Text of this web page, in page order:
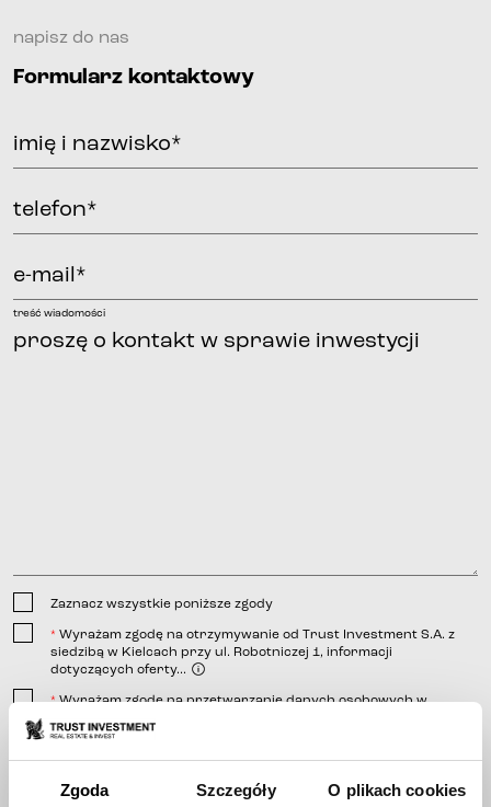
Zgoda Szczegóły O plikach cookies
napisz do nas
Formularz kontaktowy
imię i nazwisko*
telefon*
e-mail*
treść wiadomości
Zaznacz wszystkie poniższe zgody
* Wyrażam zgodę na otrzymywanie od Trust Investment S.A. z
siedzibą w Kielcach przy ul. Robotniczej 1, informacji
dotyczących oferty...
telefonicznej;
* Wyrażam zgodę na przetwarzanie danych osobowych w
informacji...
* Wyrażam zgodę na otrzymywanie od Trust Investment S.A. z
siedzibą w Kielcach przy ulicy Robotniczej 1, informacji
handlowej...